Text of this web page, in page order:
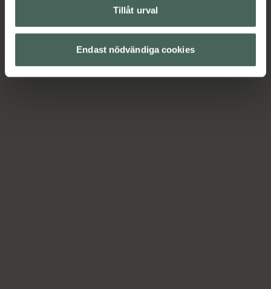
Tillåt urval
Endast nödvändiga cookies